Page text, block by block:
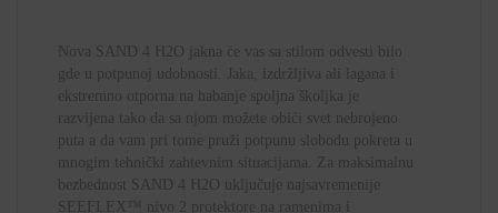
Nova SAND 4 H2O jakna će vas sa stilom odvesti bilo
gde u potpunoj udobnosti. Jaka, izdržljiva ali lagana i
ekstremno otporna na habanje spoljna školjka je
razvijena tako da sa njom možete obići svet nebrojeno
puta a da vam pri tome pruži potpunu slobodu pokreta u
mnogim tehnički zahtevnim situacijama. Za maksimalnu
bezbednost SAND 4 H2O uključuje najsavremenije
SEEFLEX™ nivo 2 protektore na ramenima i